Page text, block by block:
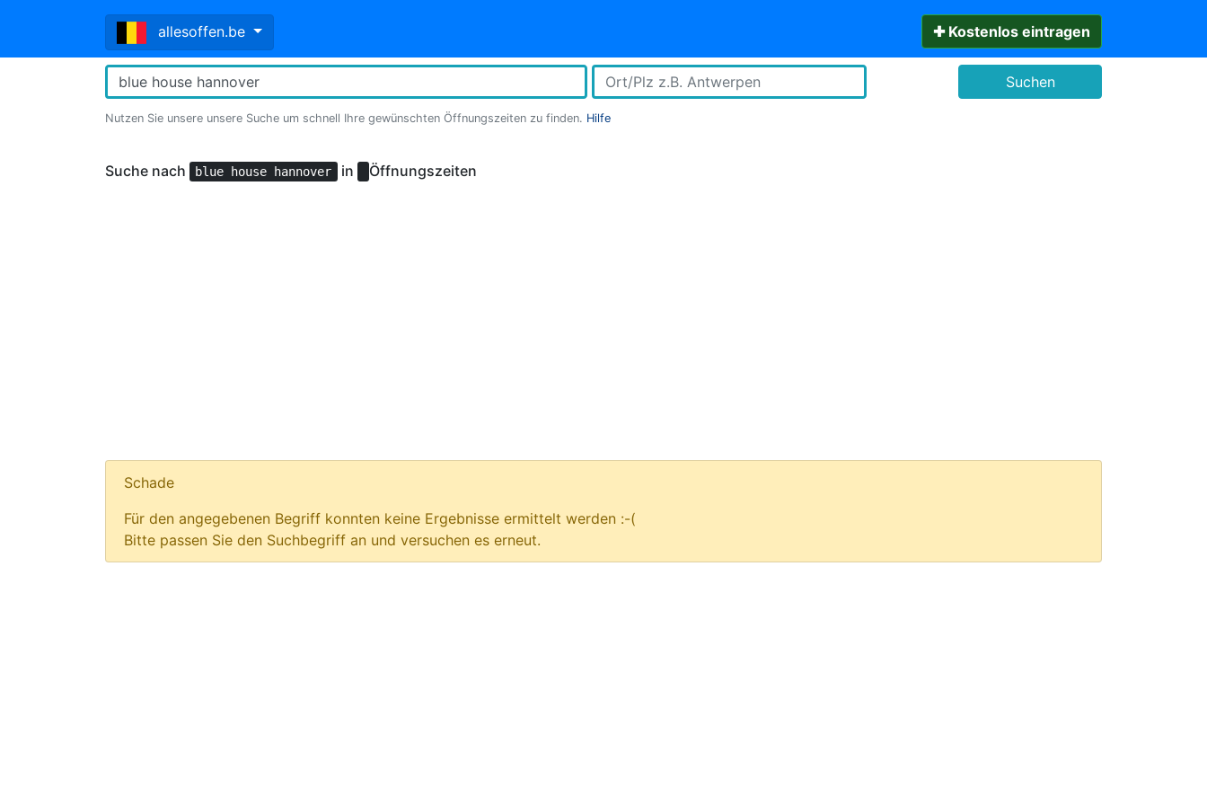
allesoffen.be ✚ Kostenlos eintragen
Nutzen Sie unsere unsere Suche um schnell Ihre gewünschten Öffnungszeiten zu finden. Hilfe
Suchen
Suche nach blue house hannover in Öffnungszeiten
Schade
Für den angegebenen Begriff konnten keine Ergebnisse ermittelt werden :-(
Bitte passen Sie den Suchbegriff an und versuchen es erneut.